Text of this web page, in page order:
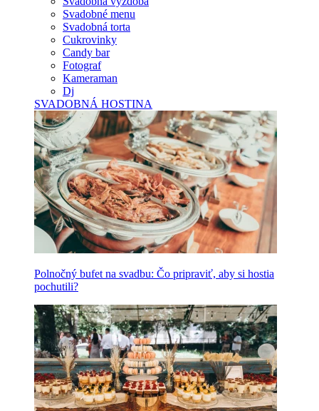
Svadobné menu
Svadobná torta
Cukrovinky
Candy bar
Fotograf
Kameraman
Dj
SVADOBNÁ HOSTINA
Polnočný bufet na svadbu: Čo pripraviť, aby si hostia
pochutili?